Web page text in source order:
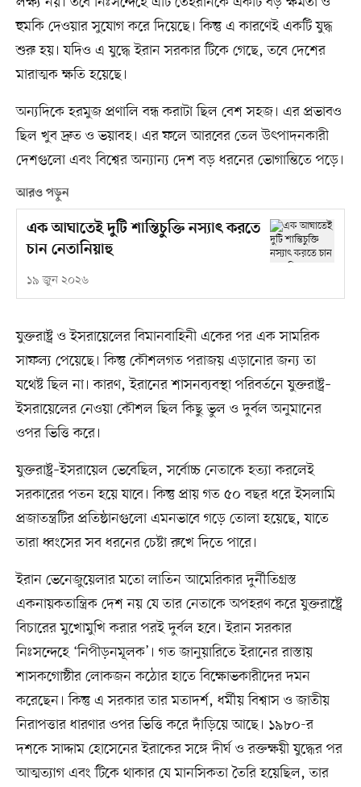
হুমকি দেওয়ার সুযোগ করে দিয়েছে। কিন্তু এ কারণেই একটি যুদ্ধ
শুরু হয়। যদিও এ যুদ্ধে ইরান সরকার টিকে গেছে, তবে দেশের
মারাত্মক ক্ষতি হয়েছে।
অন্যদিকে হরমুজ প্রণালি বন্ধ করাটা ছিল বেশ সহজ। এর প্রভাবও
ছিল খুব দ্রুত ও ভয়াবহ। এর ফলে আরবের তেল উৎপাদনকারী
দেশগুলো এবং বিশ্বের অন্যান্য দেশ বড় ধরনের ভোগান্তিতে পড়ে।
আরও পড়ুন
এক আঘাতেই দুটি শান্তিচুক্তি নস্যাৎ করতে
চান নেতানিয়াহু
১৯ জুন ২০২৬
যুক্তরাষ্ট্র ও ইসরায়েলের বিমানবাহিনী একের পর এক সামরিক
সাফল্য পেয়েছে। কিন্তু কৌশলগত পরাজয় এড়ানোর জন্য তা
যথেষ্ট ছিল না। কারণ, ইরানের শাসনব্যবস্থা পরিবর্তনে যুক্তরাষ্ট্র–
ইসরায়েলের নেওয়া কৌশল ছিল কিছু ভুল ও দুর্বল অনুমানের
ওপর ভিত্তি করে।
যুক্তরাষ্ট্র–ইসরায়েল ভেবেছিল, সর্বোচ্চ নেতাকে হত্যা করলেই
সরকারের পতন হয়ে যাবে। কিন্তু প্রায় গত ৫০ বছর ধরে ইসলামি
প্রজাতন্ত্রটির প্রতিষ্ঠানগুলো এমনভাবে গড়ে তোলা হয়েছে, যাতে
তারা ধ্বংসের সব ধরনের চেষ্টা রুখে দিতে পারে।
ইরান ভেনেজুয়েলার মতো লাতিন আমেরিকার দুর্নীতিগ্রস্ত
একনায়কতান্ত্রিক দেশ নয় যে তার নেতাকে অপহরণ করে যুক্তরাষ্ট্রে
বিচারের মুখোমুখি করার পরই দুর্বল হবে। ইরান সরকার
নিঃসন্দেহে ‘নিপীড়নমূলক’। গত জানুয়ারিতে ইরানের রাস্তায়
শাসকগোষ্ঠীর লোকজন কঠোর হাতে বিক্ষোভকারীদের দমন
করেছেন। কিন্তু এ সরকার তার মতাদর্শ, ধর্মীয় বিশ্বাস ও জাতীয়
নিরাপত্তার ধারণার ওপর ভিত্তি করে দাঁড়িয়ে আছে। ১৯৮০-র
দশকে সাদ্দাম হোসেনের ইরাকের সঙ্গে দীর্ঘ ও রক্তক্ষয়ী যুদ্ধের পর
আত্মত্যাগ এবং টিকে থাকার যে মানসিকতা তৈরি হয়েছিল, তার